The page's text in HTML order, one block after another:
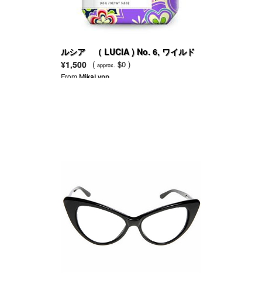
ルシア （ LUCIA ) No. 6, ワイルド
ジンジャー＆フレッシュフィグ（イチ
ジク）
¥1,500 ( approx. $0 )
FromMikaLynn